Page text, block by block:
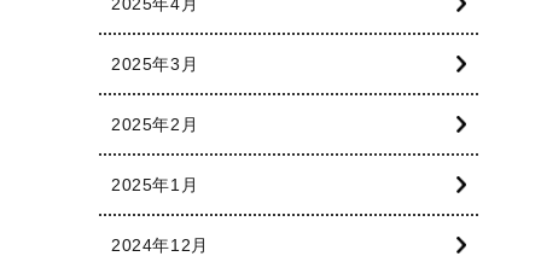
2025年3月
2025年2月
2025年1月
2024年12月